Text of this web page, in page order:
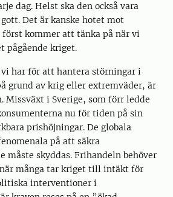
dag. Helst ska den också vara
Det är kanske hotet mot
kommer att tänka på när vi
pågående kriget.
har för att hantera störningar i
grund av krig eller extremväder, är
Missväxt i Sverige, som förr ledde
nu för tiden på sin
prishöjningar. De globala
på att säkra
måste skyddas. Frihandeln behöver
många tar kriget till intäkt för
interventioner i